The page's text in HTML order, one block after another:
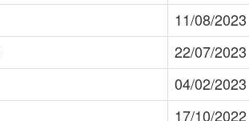
11/08/2023
22/07/2023
04/02/2023
17/10/2022